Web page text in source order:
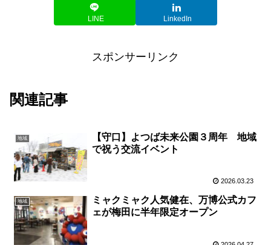
LINE LinkedIn
スポンサーリンク
関連記事
地域
【守口】よつば未来公園３周年 地域
で祝う交流イベント
2026.03.23
地域
ミャクミャク人気健在、万博公式カフ
ェが梅田に半年限定オープン